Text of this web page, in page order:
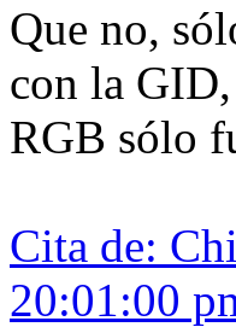
Que no,
con la
RGB sólo
Cita de:
20:01:00